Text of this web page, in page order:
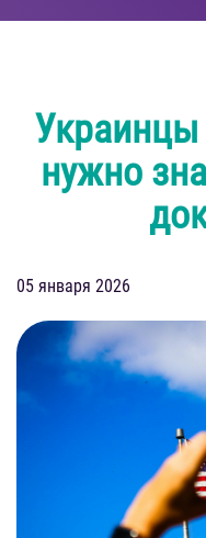
нужно
05 января 2026